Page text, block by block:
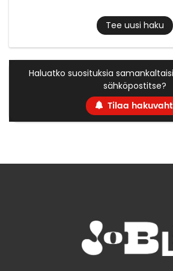
Tee uusi haku
Haluatko suosituksia
sähköpostitse?
Tilaa